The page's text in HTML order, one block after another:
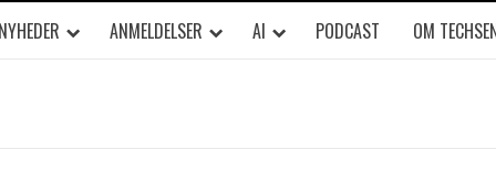
NYHEDER ANMELDELSER AI PODCAST OM